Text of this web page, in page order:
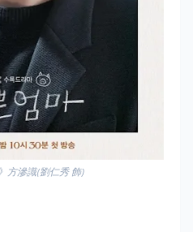
方滲識(劉仁秀 飾)